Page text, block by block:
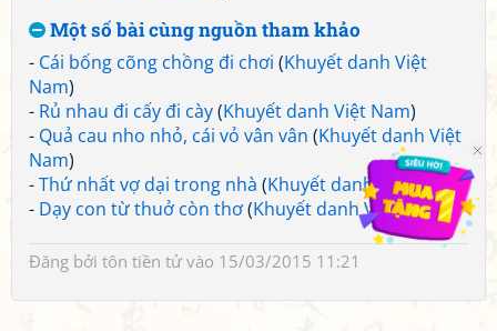
Một số bài cùng nguồn tham khảo
- Cái bống cõng chồng đi chơi (Khuyết danh Việt
Nam)
- Rủ nhau đi cấy đi cày(Khuyết danh Việt Nam)
- Quả cau nho nhỏ, cái vỏ vân vân (Khuyết danh Việt
Nam)
-Thứ nhất vợ dại trong nhà (Khuyết danh Việt Nam)
- Dạy con từ thuở còn thơ(Khuyết danh Việt Nam)
Đăng bởi tôn tiền tửvào 15/03/2015 11:21